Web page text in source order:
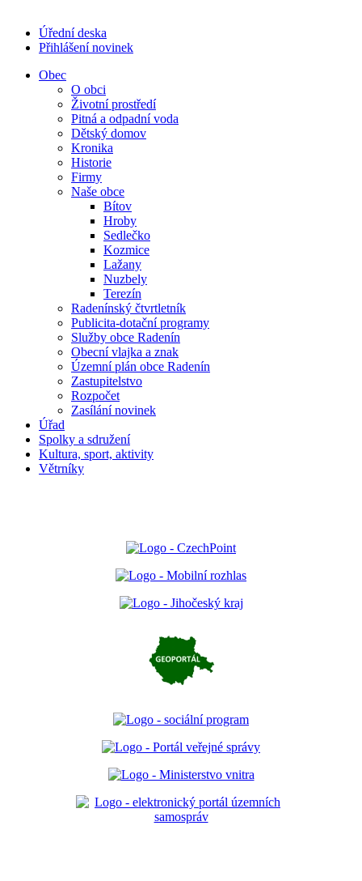
Úřední deska
Přihlášení novinek
Obec
O obci
Životní prostředí
Pitná a odpadní voda
Dětský domov
Kronika
Historie
Firmy
Naše obce
Bítov
Hroby
Sedlečko
Kozmice
Lažany
Nuzbely
Terezín
Radenínský čtvrtletník
Publicita-dotační programy
Služby obce Radenín
Obecní vlajka a znak
Územní plán obce Radenín
Zastupitelstvo
Rozpočet
Zasílání novinek
Úřad
Spolky a sdružení
Kultura, sport, aktivity
Větrníky